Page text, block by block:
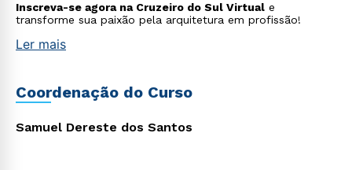
Inscreva-se agora na Cruzeiro do Sul Virtual e
transforme sua paixão pela arquitetura em profissão!
Ler mais
Coordenação do Curso
Samuel Dereste dos Santos
Estou de acordo com a
envio de conteúdos da Cruzeiro do Sul.